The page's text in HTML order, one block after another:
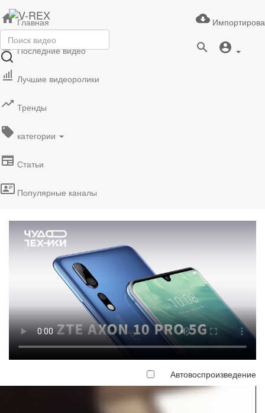
Главная
Последние видео
Лучшие видеоролики
Тренды
категории
Статьи
Популярные каналы
Автовоспроизведение